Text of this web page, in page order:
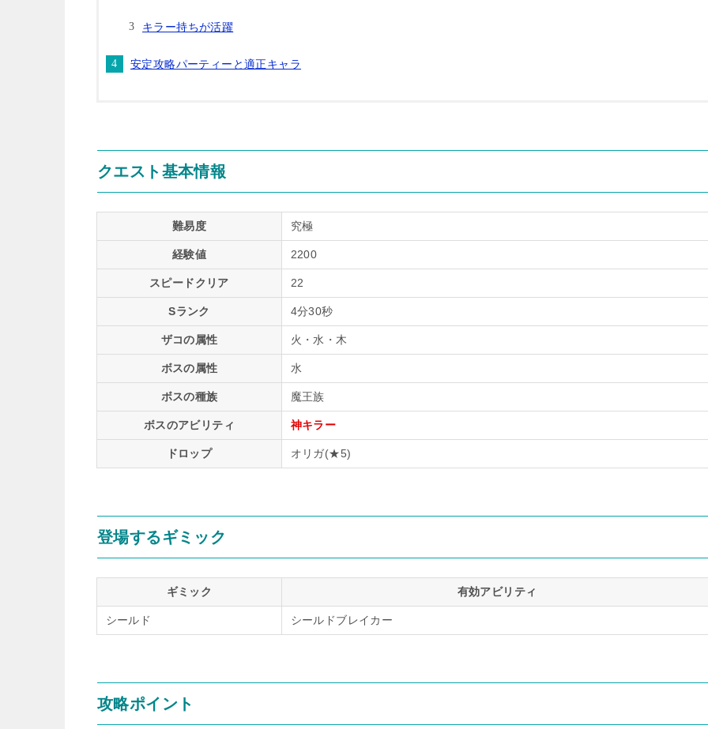
キラー持ちが活躍
安定攻略パーティーと適正キャラ
クエスト基本情報
難易度 究極
経験値 2200
スピードクリア 22
Sランク 4分30秒
ザコの属性 火・水・木
ボスの属性 水
ボスの種族 魔王族
ボスのアビリティ 神キラー
ドロップ オリガ(★5)
登場するギミック
ギミック 有効アビリティ
シールド シールドブレイカー
攻略ポイント